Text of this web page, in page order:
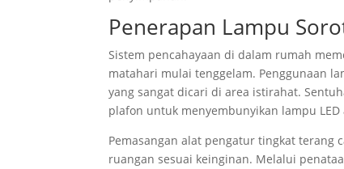
Penerapan Lampu
Sistem pencahayaan di dalam rumah
matahari mulai tenggelam. Penggunaan
yang sangat dicari di area istirahat.
plafon untuk menyembunyikan lampu
Pemasangan alat pengatur tingkat terang
ruangan sesuai keinginan. Melalui